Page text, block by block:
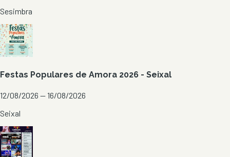
Sesimbra
Festas Populares de Amora 2026 - Seixal
12/08/2026 — 16/08/2026
Seixal